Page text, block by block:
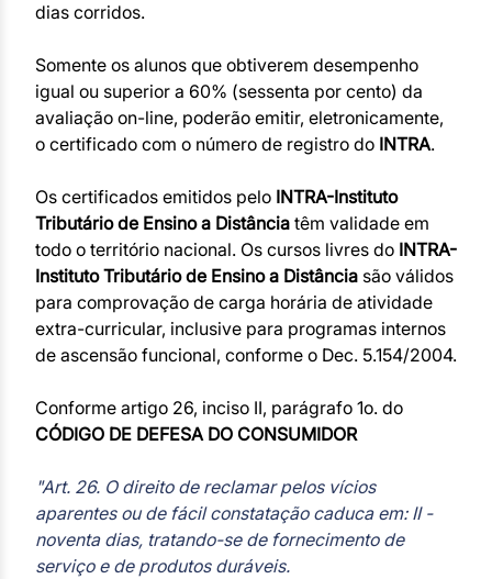
dias corridos.
Somente os alunos que obtiverem desempenho
igual ou superior a 60% (sessenta por cento) da
avaliação on-line, poderão emitir, eletronicamente,
o certificado com o número de registro do INTRA.
Os certificados emitidos pelo INTRA-Instituto
Tributário de Ensino a Distância têm validade em
todo o território nacional. Os cursos livres do INTRA-
Instituto Tributário de Ensino a Distância são válidos
para comprovação de carga horária de atividade
extra-curricular, inclusive para programas internos
de ascensão funcional, conforme o Dec. 5.154/2004.
Conforme artigo 26, inciso II, parágrafo 1o. do
CÓDIGO DE DEFESA DO CONSUMIDOR
"Art. 26. O direito de reclamar pelos vícios
aparentes ou de fácil constatação caduca em: II -
noventa dias, tratando-se de fornecimento de
serviço e de produtos duráveis.